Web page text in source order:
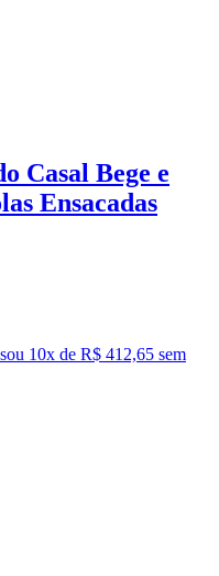
Casal Bege e
Ensacadas
ou 10x de R$ 412,65 sem